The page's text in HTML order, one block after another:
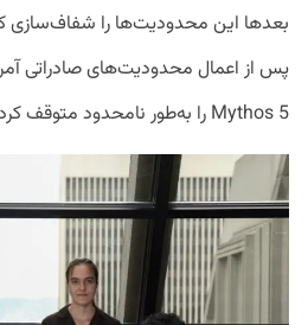
بعدها این محدودیت‌ها را شفاف‌سازی
Mythos 5 را به‌طور نامحدود متوقف کرد.